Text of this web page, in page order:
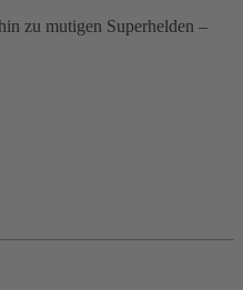
zu mutigen Superhelden –